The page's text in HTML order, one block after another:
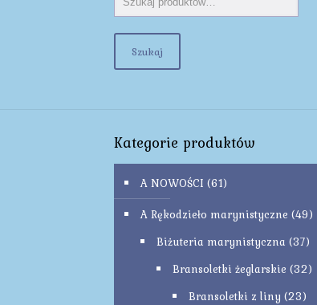
Szukaj
Kategorie produktów
A NOWOŚCI (61)
A Rękodzieło marynistyczne (49)
Biżuteria marynistyczna (37)
Bransoletki żeglarskie (32)
Bransoletki z liny (23)